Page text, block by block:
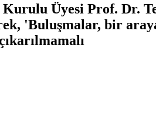
Üyesi Prof. Dr.
'Buluşmalar, bir